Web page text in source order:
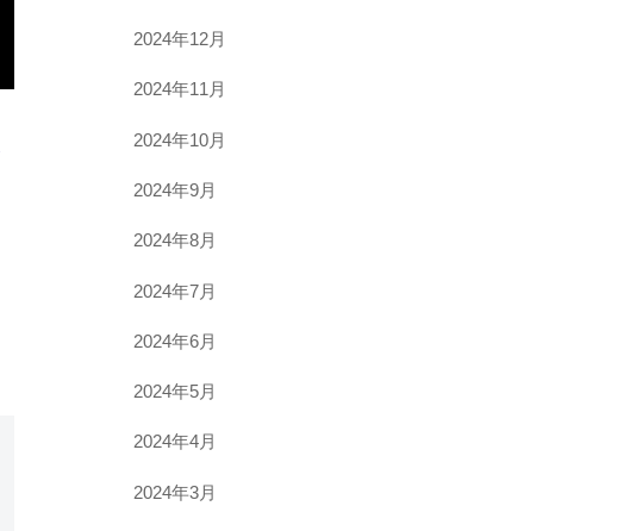
2024年12月
2024年11月
2024年10月
2024年9月
2024年8月
2024年7月
2024年6月
2024年5月
2024年4月
2024年3月